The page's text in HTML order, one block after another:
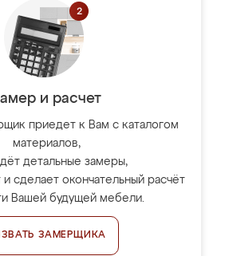
и расчет
приедет к Вам с каталогом
материалов,
детальные замеры,
сделает окончательный расчёт
Вашей будущей мебели.
ЗАМЕРЩИКА